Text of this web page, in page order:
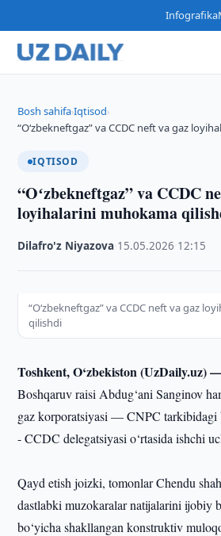
Infografika
Bosh sahifa›Iqtisod›
“Oʻzbekneftgaz” va CCDC neft va gaz
IQTISOD
“Oʻzbekneftgaz” va CCDC
loyihalarini muhokama
Dilafro'z Niyazova 15.05.2026 12:15
“Oʻzbekneftgaz” va CCDC neft va gaz
qilishdi
Toshkent, O‘zbekiston (UzDaily.uz)
Boshqaruv raisi Abdug‘ani Sanginov
gaz korporatsiyasi — CNPC tarkibidagi
- CCDC delegatsiyasi o‘rtasida ishchi
Qayd etish joizki, tomonlar Chendu
dastlabki muzokaralar natijalarini ijobiy
bo‘yicha shakllangan konstruktiv